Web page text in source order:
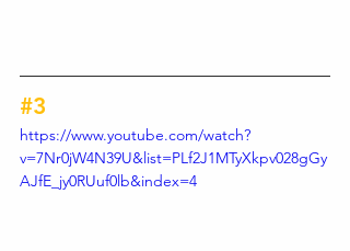
#3
https://www.youtube.com/watch?
v=7Nr0jW4N39U&list=PLf2J1MTyXkpv028gGy
AJfE_jy0RUuf0lb&index=4